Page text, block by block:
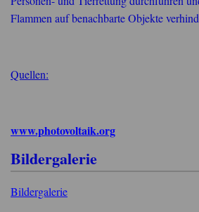
Flammen auf benachbarte Objekte
Quellen:
www.photovoltaik.org
Bildergalerie
Bildergalerie